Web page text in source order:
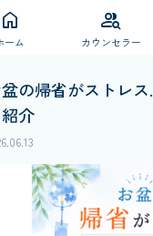
ーム
group_search
カウンセラー
の帰省がストレ
介